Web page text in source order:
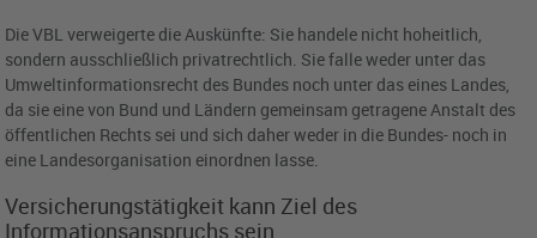
Die VBL verweigerte die Auskünfte: Sie handele nicht hoheitlich,
sondern ausschließlich privatrechtlich. Sie falle weder unter das
Umweltinformationsrecht des Bundes noch unter das eines Landes,
da sie eine von Bund und Ländern gemeinsam getragene Anstalt des
öffentlichen Rechts sei und sich daher weder in die Bundes- noch in
eine Landesorganisation einordnen lasse.
Versicherungstätigkeit kann Ziel des
Informationsanspruchs sein